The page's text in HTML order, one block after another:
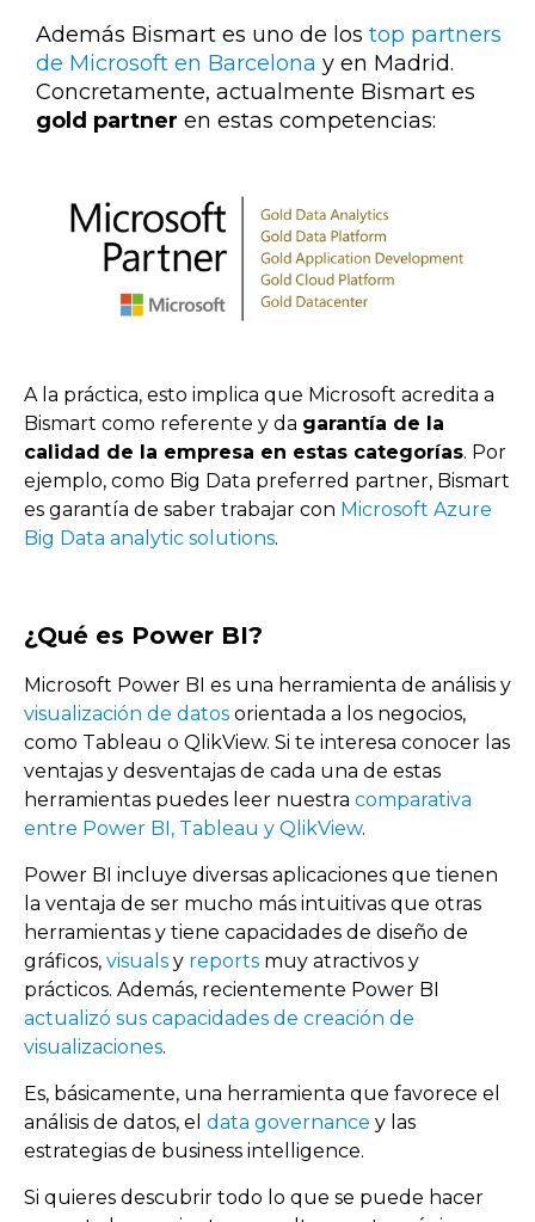
Además Bismart es uno de los top partners
de Microsoft en Barcelona y en Madrid.
Concretamente, actualmente Bismart es
gold partner en estas competencias:
A la práctica, esto implica que Microsoft acredita a
Bismart como referente y da garantía de la
calidad de la empresa en estas categorías. Por
ejemplo, como Big Data preferred partner, Bismart
es garantía de saber trabajar con Microsoft Azure
Big Data analytic solutions.
¿Qué es Power BI?
Microsoft Power BI es una herramienta de análisis y
visualización de datos orientada a los negocios,
como Tableau o QlikView. Si te interesa conocer las
ventajas y desventajas de cada una de estas
herramientas puedes leer nuestra comparativa
entre Power BI, Tableau y QlikView.
Power BI incluye diversas aplicaciones que tienen
la ventaja de ser mucho más intuitivas que otras
herramientas y tiene capacidades de diseño de
gráficos, visuals y reports muy atractivos y
prácticos. Además, recientemente Power BI
actualizó sus capacidades de creación de
visualizaciones.
Es, básicamente, una herramienta que favorece el
análisis de datos, el data governance y las
estrategias de business intelligence.
Si quieres descubrir todo lo que se puede hacer